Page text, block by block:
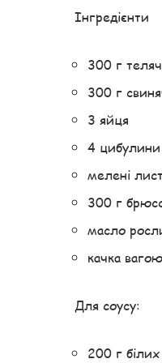
Інгредієнти
300 г
300 г
3 яйця
4 цибулини
мелені
300 г
масло
качка
Для соусу:
200 г білих